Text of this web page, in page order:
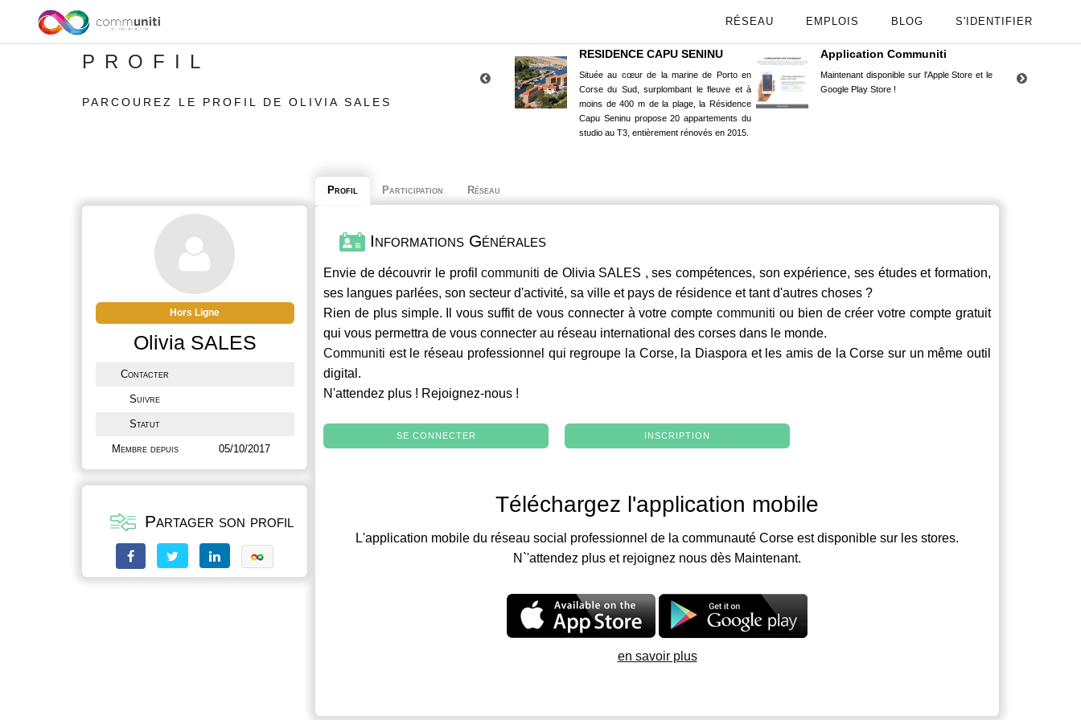
RÉSEAU EMPLOIS BLOG S'IDENTIFIER
PROFIL
PARCOUREZ LE PROFIL DE OLIVIA SALES
RESIDENCE CAPU SENINU
Située au cœur de la marine de Porto en
Corse du Sud, surplombant le fleuve et à
moins de 400 m de la plage, la Résidence
Capu Seninu propose 20 appartements du
studio au T3, entièrement rénovés en 2015.
Application Communiti
Maintenant disponible sur l'Apple Store et le
Google Play Store !
Hors Ligne
Olivia SALES
Contacter
Suivre
Statut
Membre depuis 05/10/2017
Partager son profil
Profil Participation Réseau
Informations Générales
Envie de découvrir le profilcommuniti de Olivia SALES , ses compétences, son expérience, ses études et formation,
ses langues parlées, son secteur d'activité, sa ville et pays de résidence et tant d'autres choses ?
Rien de plus simple. Il vous suffit de vous connecter à votre comptecommuniti ou bien de créer votre compte gratuit
qui vous permettra de vous connecter au réseau international des corses dans le monde.
Communiti est le réseau professionnel qui regroupe la Corse, la Diaspora et les amis de la Corse sur un même outil
digital.
N'attendez plus ! Rejoignez-nous !
SE CONNECTER INSCRIPTION
Téléchargez l'application mobile
L'application mobile du réseau social professionnel de la communauté Corse est disponible sur les stores.
N`'attendez plus et rejoignez nous dès Maintenant.
en savoir plus